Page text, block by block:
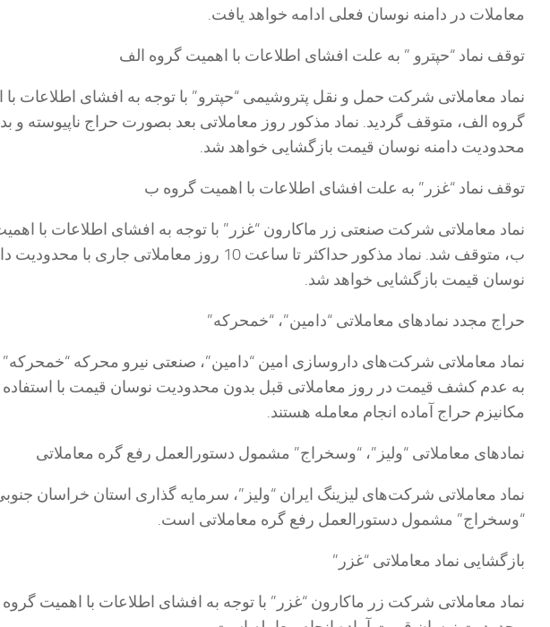
معاملات در دامنه نوسان فعلی ادامه خواهد یافت.
توقف نماد “حپترو ” به علت افشای اطلاعات با اهمیت گروه الف
نماد معاملاتی شرکت حمل و نقل پتروشیمی “حپترو” با توجه به افشای اطلاعات با
گروه الف، متوقف گردید. نماد مذکور روز معاملاتی بعد بصورت حراج ناپیوسته و
محدودیت دامنه نوسان قیمت بازگشایی خواهد شد.
توقف نماد “غزر” به علت افشای اطلاعات با اهمیت گروه ب
نماد معاملاتی شرکت صنعتی زر ماکارون “غزر” با توجه به افشای اطلاعات با
ب، متوقف شد. نماد مذکور حداکثر تا ساعت 10 روز معاملاتی جاری با
نوسان قیمت بازگشایی خواهد شد.
حراج مجدد نماد‌های معاملاتی “دامین”، “خمحرکه”
نماد معاملاتی شرکت‌های داروسازی امین “دامین”، صنعتی نیرو محرکه “خمحرکه”
به عدم کشف قیمت در روز معاملاتی قبل بدون محدودیت نوسان قیمت با استفاده
مکانیزم حراج آماده انجام معامله هستند.
نماد‌های معاملاتی “ولیز”، “وسخراج” مشمول دستورالعمل رفع گره معاملاتی
نماد معاملاتی شرکت‌های لیزینگ ایران “ولیز”، سرمایه گذاری استان خراسان
“وسخراج” مشمول دستورالعمل رفع گره معاملاتی است.
بازگشایی نماد معاملاتی “غزر”
نماد معاملاتی شرکت زر ماکارون “غزر” با توجه به افشای اطلاعات با اهمیت